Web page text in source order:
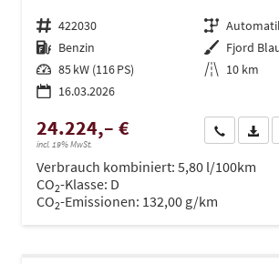
Fahrzeugnr. 422030 Getriebe
Kraftstoff Benzin Außenfarbe
Leistung 85 kW (116 PS) Kilometerstand 10 km
16.03.2026
24.224,– €
incl. 19% MwSt.
Wir rufen
Verbrauch kombiniert: 5,80 l/100km
CO2-Klasse: D
CO2-Emissionen: 132,00 g/km